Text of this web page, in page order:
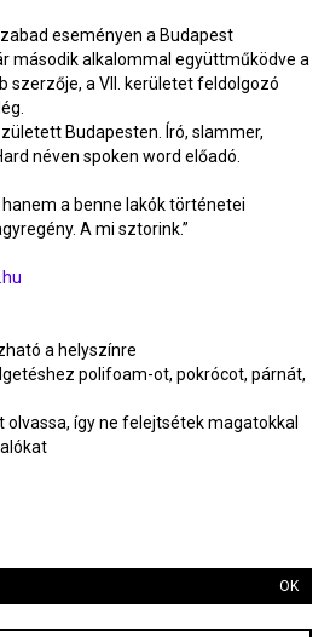
eseményen a Budapest
második alkalommal együttműködve a
szerzője, a VII. kerületet feldolgozó
Budapesten. Író, slammer,
néven spoken word előadó.
a benne lakók történetei
A mi sztorink.”
a helyszínre
polifoam-ot, pokrócot, párnát,
olvassa, így ne felejtsétek magatokkal
OK